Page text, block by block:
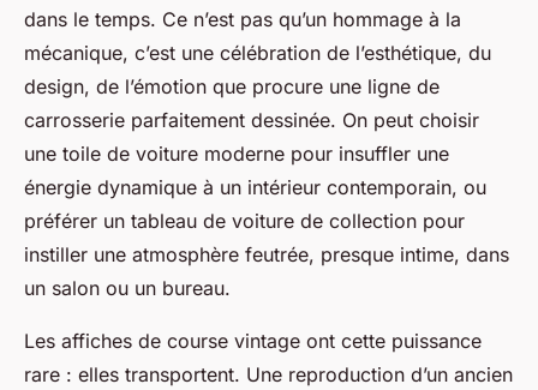
dans le temps. Ce n’est pas qu’un hommage à la
mécanique, c’est une célébration de l’esthétique, du
design, de l’émotion que procure une ligne de
carrosserie parfaitement dessinée. On peut choisir
une toile de voiture moderne pour insuffler une
énergie dynamique à un intérieur contemporain, ou
préférer un tableau de voiture de collection pour
instiller une atmosphère feutrée, presque intime, dans
un salon ou un bureau.
Les affiches de course vintage ont cette puissance
rare : elles transportent. Une reproduction d’un ancien